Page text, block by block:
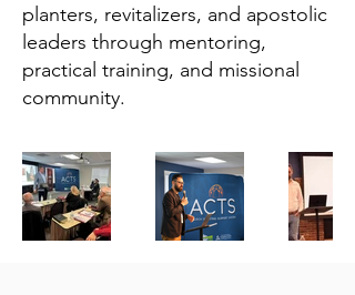
planters, revitalizers, and apostolic
leaders through mentoring,
practical training, and missional
community.